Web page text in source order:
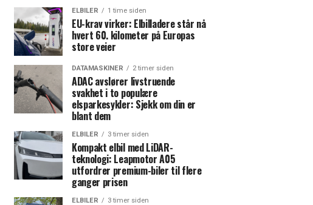
ELBILER 1 time siden
EU-krav virker: Elbilladere står nå
hvert 60. kilometer på Europas
store veier
DATAMASKINER 2 timer siden
ADAC avslører livstruende
svakhet i to populære
elsparkesykler: Sjekk om din er
blant dem
ELBILER 3 timer siden
Kompakt elbil med LiDAR-
teknologi: Leapmotor A05
utfordrer premium-biler til flere
ganger prisen
ELBILER 3 timer siden